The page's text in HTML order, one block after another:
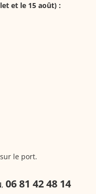
et le 15 août) :
le port.
, 06 81 42 48 14